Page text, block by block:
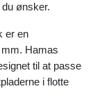
ønsker.
er en
Hamas
til at passe
i flotte